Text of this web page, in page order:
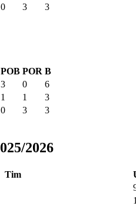
0 3
3
POB POR B
3 0
6
1 1
3
0 3
3
2026
Tim